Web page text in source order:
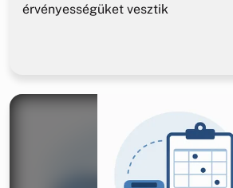
érvényességüket vesztik